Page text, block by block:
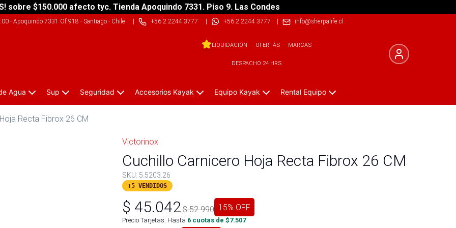
sobre $150.000 afecto tyc. Tienda Apoquindo 7331. Piso 9. Las Condes
- Apoquindo 7331 Of 918 - Santiago - Chile| +56 2 2244 3777 | +56 2 2244 3777 | info@sherpalife.cl
LIQUIDACIÓN OFERTAS MARCAS
DESPACHO 24 HRS
Agua Sup Seguridad Accesorios Kayak Equipo Kayak Rental Equipo
Recta Fibrox 26 CM
Victorinox
Cuchillo Carnicero Hoja Recta Fibrox 26 CM
SKU: 5.5203.26
+5 VENDIDOS
$ 45.042 $52.990 15% OFF
Precio Tarjetas: Hasta 6 cuotas de $7.507